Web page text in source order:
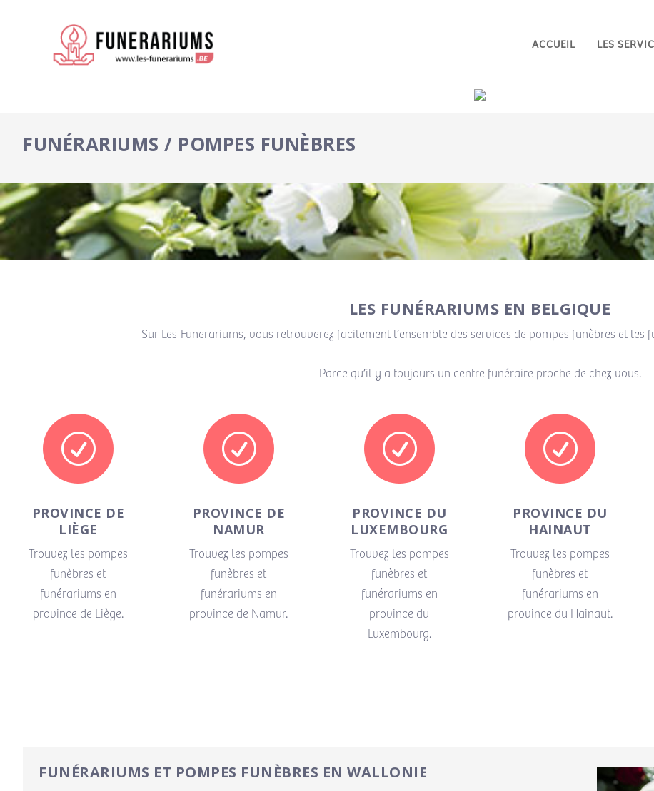
ACCUEIL LES
FUNÉRARIUMS / POMPES FUNÈBRES
LES FUNÉRARIUMS EN BELGIQUE
Sur Les-Funerariums, vous retrouverez facilement l’ensemble des services de pompes funèbres et les
Parce qu’il y a toujours un centre funéraire proche de chez vous.
R
PROVINCE DE
LIÈGE
Trouvez les pompes
funèbres et
funérariums en
province de Liège.
R
PROVINCE DE
NAMUR
Trouvez les pompes
funèbres et
funérariums en
province de Namur.
R
PROVINCE DU
LUXEMBOURG
Trouvez les pompes
funèbres et
funérariums en
province du
Luxembourg.
R
PROVINCE DU
HAINAUT
Trouvez les pompes
funèbres et
funérariums en
province du Hainaut.
FUNÉRARIUMS ET POMPES FUNÈBRES EN WALLONIE